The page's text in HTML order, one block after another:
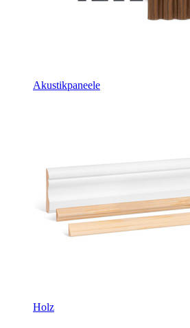
Akustikpaneele
Holz